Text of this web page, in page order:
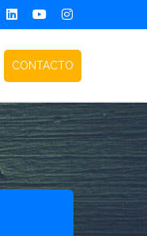
CONTACTO